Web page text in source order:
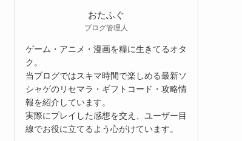
おたふぐ
ブログ管理人
ゲーム・アニメ・漫画を糧に生きてるオタ
ク。
当ブログではスキマ時間で楽しめる最新ソ
シャゲのリセマラ・ギフトコード・攻略情
報を紹介しています。
実際にプレイした感想を交え、ユーザー目
線でお役に立てるよう心がけています。